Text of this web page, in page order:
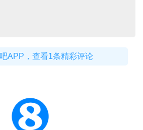
APP，查看1条精彩评论